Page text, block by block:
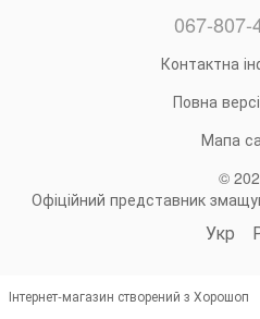
067-807-
Контактна
Повна
Мапа
©
Офіційний представник
Укр
Інтернет-магазин створений з Хорошоп